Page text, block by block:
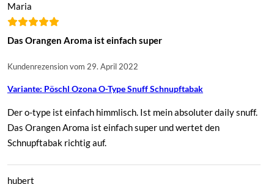
Maria
Das Orangen Aroma ist einfach super
Kundenrezension vom 29. April 2022
Variante: Pöschl Ozona O-Type Snuff Schnupftabak
Der o-type ist einfach himmlisch. Ist mein absoluter daily snuff.
Das Orangen Aroma ist einfach super und wertet den
Schnupftabak richtig auf.
hubert